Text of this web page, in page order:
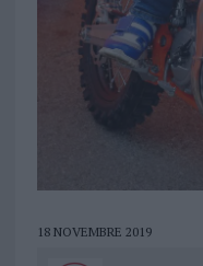
18 NOVEMBRE 2019